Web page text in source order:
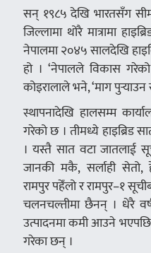
सन् १९८५ देखि भारतसँग
जिल्लामा थोरै मात्रामा
नेपालमा २०४५ सालदेखि
हो । ‘नेपालले विकास
कोइरालाले भने, ‘माग
स्थापनादेखि हालसम्म
गरेको छ । तीमध्ये हाइब्रिड
। यस्तै सात वटा जातलाई
जानकी मकै, सर्लाही सेतो,
रामपुर पहेँलो र रामपुर–१
चलनचल्तीमा छैनन् । धेरै
उत्पादनमा कमी आउने
गरेका छन् ।